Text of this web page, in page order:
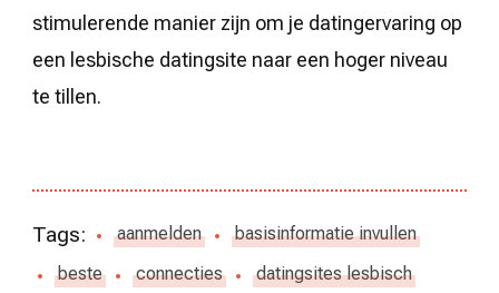
stimulerende manier zijn om je datingervaring op
een lesbische datingsite naar een hoger niveau
te tillen.
Tags: aanmelden
basisinformatie invullen
beste
connecties
datingsites lesbisch